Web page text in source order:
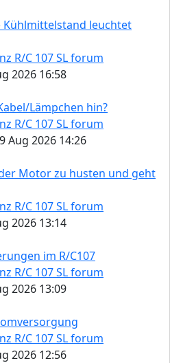
Kühlmittelstand leuchtet
R/C 107 SL forum
2026 16:58
Lämpchen hin?
R/C 107 SL forum
Aug 2026 14:26
Motor zu husten und geht
R/C 107 SL forum
2026 13:14
im R/C107
R/C 107 SL forum
2026 13:09
R/C 107 SL forum
2026 12:56